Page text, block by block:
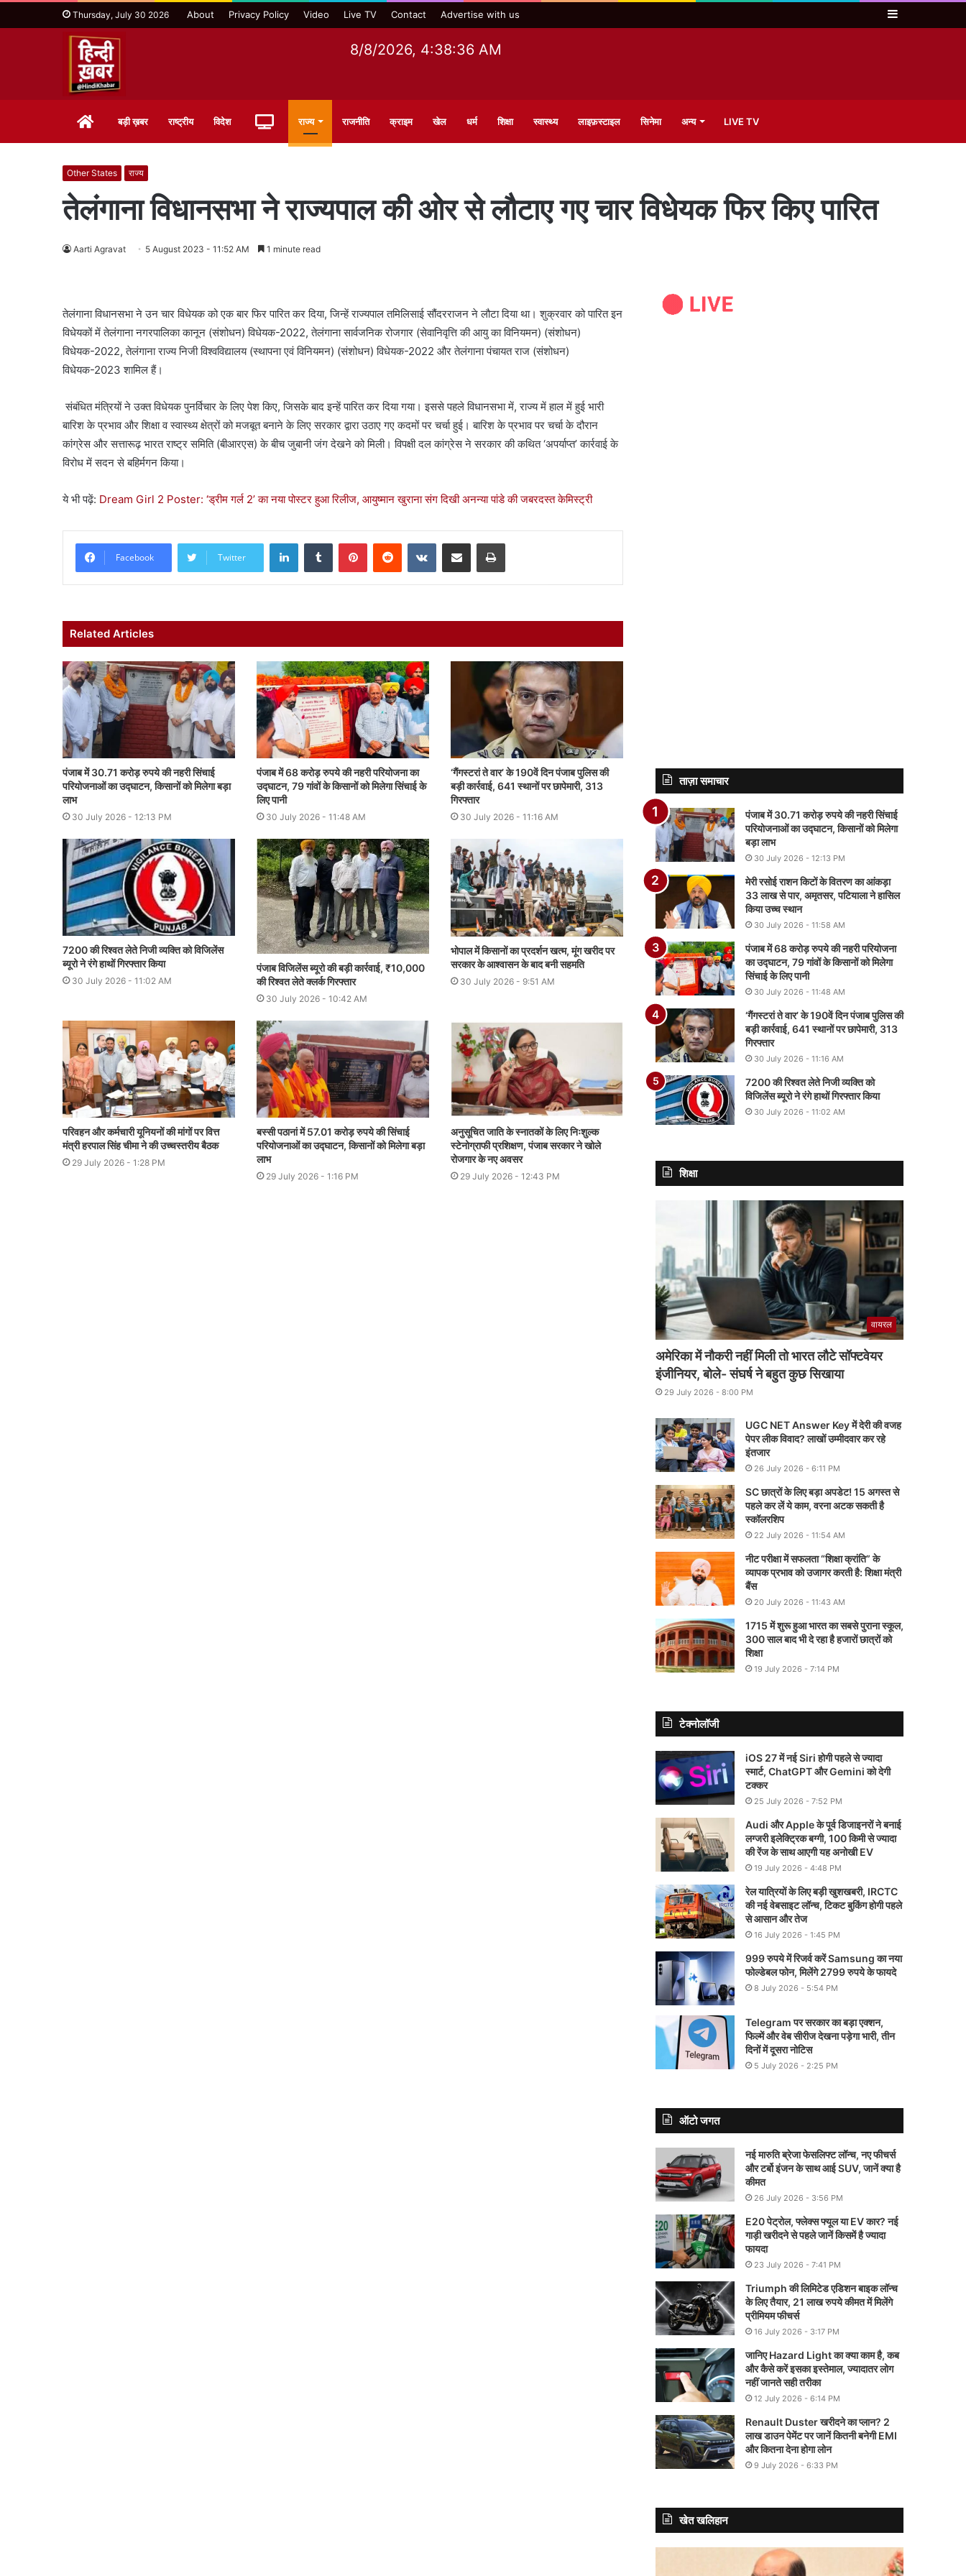
Thursday, July 30 2026 About Privacy Policy Video Live TV Contact Advertise with us Sidebar
8/8/2026, 4:38:37 AM
Homeबड़ी ख़बर राष्ट्रीय विदेश राज्य राजनीति क्राइम खेल धर्म शिक्षा स्वास्थ्य लाइफ़स्टाइल सिनेमा अन्य LIVE TV
Other States राज्य
तेलंगाना विधानसभा ने राज्यपाल की ओर से लौटाए गए चार विधेयक फिर किए पारित
Aarti Agravat 5 August 2023 - 11:52 AM 1 minute read
तेलंगाना विधानसभा ने उन चार विधेयक को एक बार फिर पारित कर दिया, जिन्हें राज्यपाल तमिलिसाई सौंदरराजन ने लौटा दिया था। शुक्रवार को पारित इन
विधेयकों में तेलंगाना नगरपालिका कानून (संशोधन) विधेयक-2022, तेलंगाना सार्वजनिक रोजगार (सेवानिवृत्ति की आयु का विनियमन) (संशोधन)
विधेयक-2022, तेलंगाना राज्य निजी विश्वविद्यालय (स्थापना एवं विनियमन) (संशोधन) विधेयक-2022 और तेलंगाना पंचायत राज (संशोधन)
विधेयक-2023 शामिल हैं।
संबंधित मंत्रियों ने उक्त विधेयक पुनर्विचार के लिए पेश किए, जिसके बाद इन्हें पारित कर दिया गया। इससे पहले विधानसभा में, राज्य में हाल में हुई भारी
बारिश के प्रभाव और शिक्षा व स्वास्थ्य क्षेत्रों को मजबूत बनाने के लिए सरकार द्वारा उठाए गए कदमों पर चर्चा हुई। बारिश के प्रभाव पर चर्चा के दौरान
कांग्रेस और सत्तारूढ़ भारत राष्ट्र समिति (बीआरएस) के बीच जुबानी जंग देखने को मिली। विपक्षी दल कांग्रेस ने सरकार की कथित ‘अपर्याप्त’ कार्रवाई के
विरोध में सदन से बहिर्मगन किया।
ये भी पढ़ें: Dream Girl 2 Poster: ‘ड्रीम गर्ल 2’ का नया पोस्टर हुआ रिलीज, आयुष्मान खुराना संग दिखी अनन्या पांडे की जबरदस्त केमिस्ट्री
Facebook Twitter
LinkedInTumblr PinterestReddit VKontakteShare via Email Print
Related Articles
पंजाब में 30.71 करोड़ रुपये की नहरी सिंचाई
परियोजनाओं का उद्घाटन, किसानों को मिलेगा बड़ा
लाभ
30 July 2026 - 12:13 PM
पंजाब में 68 करोड़ रुपये की नहरी परियोजना का
उद्घाटन, 79 गांवों के किसानों को मिलेगा सिंचाई के
लिए पानी
30 July 2026 - 11:48 AM
‘गैंगस्टरां ते वार’ के 190वें दिन पंजाब पुलिस की
बड़ी कार्रवाई, 641 स्थानों पर छापेमारी, 313
गिरफ्तार
30 July 2026 - 11:16 AM
7200 की रिश्वत लेते निजी व्यक्ति को विजिलेंस
ब्यूरो ने रंगे हाथों गिरफ्तार किया
30 July 2026 - 11:02 AM
पंजाब विजिलेंस ब्यूरो की बड़ी कार्रवाई, ₹10,000
की रिश्वत लेते क्लर्क गिरफ्तार
30 July 2026 - 10:42 AM
भोपाल में किसानों का प्रदर्शन खत्म, मूंग खरीद पर
सरकार के आश्वासन के बाद बनी सहमति
30 July 2026 - 9:51 AM
परिवहन और कर्मचारी यूनियनों की मांगों पर वित्त
मंत्री हरपाल सिंह चीमा ने की उच्चस्तरीय बैठक
29 July 2026 - 1:28 PM
बस्सी पठानां में 57.01 करोड़ रुपये की सिंचाई
परियोजनाओं का उद्घाटन, किसानों को मिलेगा बड़ा
लाभ
29 July 2026 - 1:16 PM
अनुसूचित जाति के स्नातकों के लिए निःशुल्क
स्टेनोग्राफी प्रशिक्षण, पंजाब सरकार ने खोले
रोजगार के नए अवसर
29 July 2026 - 12:43 PM
ताज़ा समाचार
पंजाब में 30.71 करोड़ रुपये की नहरी सिंचाई
परियोजनाओं का उद्घाटन, किसानों को मिलेगा
बड़ा लाभ
30 July 2026 - 12:13 PM
मेरी रसोई राशन किटों के वितरण का आंकड़ा
33 लाख से पार, अमृतसर, पटियाला ने हासिल
किया उच्च स्थान
30 July 2026 - 11:58 AM
पंजाब में 68 करोड़ रुपये की नहरी परियोजना
का उद्घाटन, 79 गांवों के किसानों को मिलेगा
सिंचाई के लिए पानी
30 July 2026 - 11:48 AM
‘गैंगस्टरां ते वार’ के 190वें दिन पंजाब पुलिस की
बड़ी कार्रवाई, 641 स्थानों पर छापेमारी, 313
गिरफ्तार
30 July 2026 - 11:16 AM
7200 की रिश्वत लेते निजी व्यक्ति को
विजिलेंस ब्यूरो ने रंगे हाथों गिरफ्तार किया
30 July 2026 - 11:02 AM
शिक्षा
वायरल
अमेरिका में नौकरी नहीं मिली तो भारत लौटे सॉफ्टवेयर
इंजीनियर, बोले- संघर्ष ने बहुत कुछ सिखाया
29 July 2026 - 8:00 PM
UGC NET Answer Key में देरी की वजह
पेपर लीक विवाद? लाखों उम्मीदवार कर रहे
इंतजार
26 July 2026 - 6:11 PM
SC छात्रों के लिए बड़ा अपडेट! 15 अगस्त से
पहले कर लें ये काम, वरना अटक सकती है
स्कॉलरशिप
22 July 2026 - 11:54 AM
नीट परीक्षा में सफलता “शिक्षा क्रांति” के
व्यापक प्रभाव को उजागर करती है: शिक्षा मंत्री
बैंस
20 July 2026 - 11:43 AM
1715 में शुरू हुआ भारत का सबसे पुराना स्कूल,
300 साल बाद भी दे रहा है हजारों छात्रों को
शिक्षा
19 July 2026 - 7:14 PM
टेक्नोलॉजी
iOS 27 में नई Siri होगी पहले से ज्यादा
स्मार्ट, ChatGPT और Gemini को देगी
टक्कर
25 July 2026 - 7:52 PM
Audi और Apple के पूर्व डिजाइनरों ने बनाई
लग्जरी इलेक्ट्रिक बग्गी, 100 किमी से ज्यादा
की रेंज के साथ आएगी यह अनोखी EV
19 July 2026 - 4:48 PM
रेल यात्रियों के लिए बड़ी खुशखबरी, IRCTC
की नई वेबसाइट लॉन्च, टिकट बुकिंग होगी पहले
से आसान और तेज
16 July 2026 - 1:45 PM
999 रुपये में रिजर्व करें Samsung का नया
फोल्डेबल फोन, मिलेंगे 2799 रुपये के फायदे
8 July 2026 - 5:54 PM
Telegram पर सरकार का बड़ा एक्शन,
फिल्में और वेब सीरीज देखना पड़ेगा भारी, तीन
दिनों में दूसरा नोटिस
5 July 2026 - 2:25 PM
ऑटो जगत
नई मारुति ब्रेजा फेसलिफ्ट लॉन्च, नए फीचर्स
और टर्बो इंजन के साथ आई SUV, जानें क्या है
कीमत
26 July 2026 - 3:56 PM
E20 पेट्रोल, फ्लेक्स फ्यूल या EV कार? नई
गाड़ी खरीदने से पहले जानें किसमें है ज्यादा
फायदा
23 July 2026 - 7:41 PM
Triumph की लिमिटेड एडिशन बाइक लॉन्च
के लिए तैयार, 21 लाख रुपये कीमत में मिलेंगे
प्रीमियम फीचर्स
16 July 2026 - 3:17 PM
जानिए Hazard Light का क्या काम है, कब
और कैसे करें इसका इस्तेमाल, ज्यादातर लोग
नहीं जानते सही तरीका
12 July 2026 - 6:14 PM
Renault Duster खरीदने का प्लान? 2
लाख डाउन पेमेंट पर जानें कितनी बनेगी EMI
और कितना देना होगा लोन
9 July 2026 - 6:33 PM
खेत खलिहान